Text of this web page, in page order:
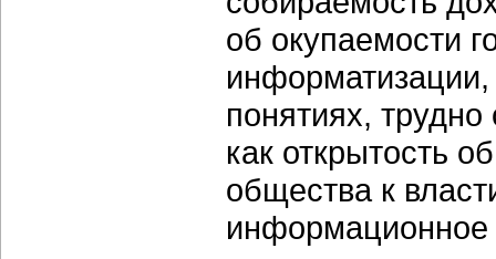
об окупаемости
информатизации,
понятиях,
как открытость
общества к
информационное